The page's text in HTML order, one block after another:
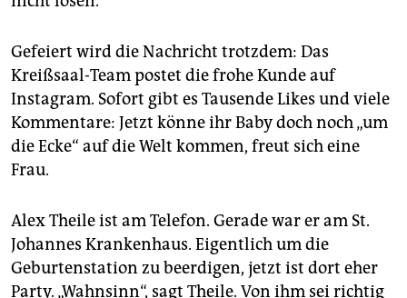
Gefeiert wird die Nachricht trotzdem: Das
Kreißsaal-Team postet die frohe Kunde auf
Instagram. Sofort gibt es Tausende Likes und viele
Kommentare: Jetzt könne ihr Baby doch noch „um
die Ecke“ auf die Welt kommen, freut sich eine
Frau.
Alex Theile ist am Telefon. Gerade war er am St.
Johannes Krankenhaus. Eigentlich um die
Geburtenstation zu beerdigen, jetzt ist dort eher
Party. „Wahnsinn“, sagt Theile. Von ihm sei richtig